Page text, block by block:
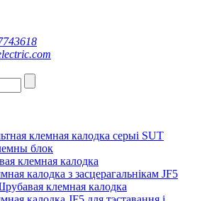
клемная калодка серыі SUT
блок
клемная калодка
калодка з засцерагальнікам JF5
клемная калодка